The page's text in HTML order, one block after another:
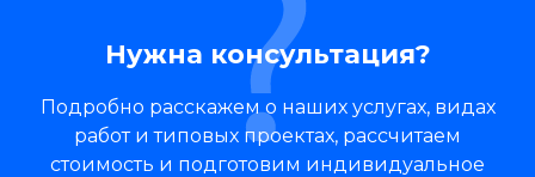
Нужна консультация?
Подробно расскажем о наших услугах, видах
работ и типовых проектах, рассчитаем
стоимость и подготовим индивидуальное